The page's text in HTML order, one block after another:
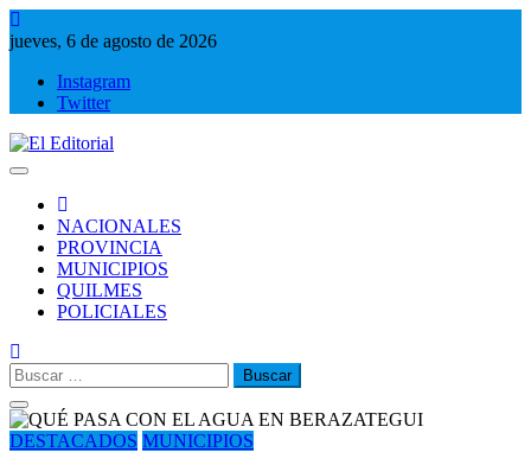
Saltar
al
jueves, 6 de agosto de 2026
Instagram
Twitter
NACIONALES
PROVINCIA
MUNICIPIOS
QUILMES
POLICIALES
Buscar:
DESTACADOS MUNICIPIOS